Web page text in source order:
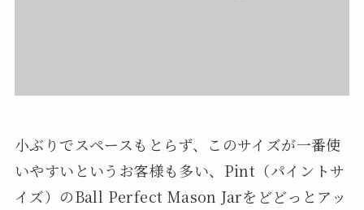
小ぶりでスペースもとらず、このサイズが一番使
いやすいというお客様も多い、Pint（パイントサ
イズ）のBall Perfect Mason Jarをどどっとアッ